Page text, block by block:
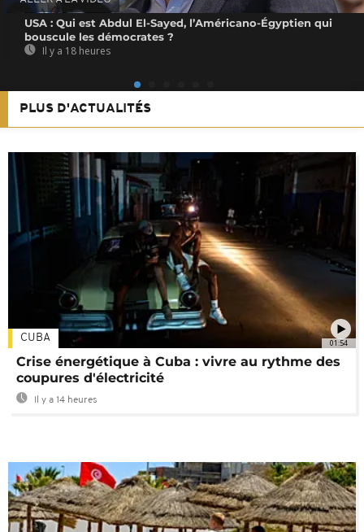
USA : Qui est Abdul El-Sayed, l’Américano-Égyptien qui
bouscule les démocrates ?
Il y a 18 heures
PLUS D'ACTUALITÉS
01:54
CUBA
Crise énergétique à Cuba : vivre au rythme des
coupures d'électricité
Il y a 14 heures